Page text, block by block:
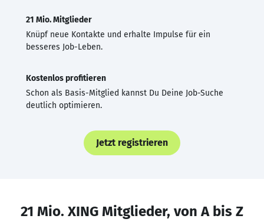
21 Mio. Mitglieder
Knüpf neue Kontakte und erhalte Impulse für ein
besseres Job-Leben.
Kostenlos profitieren
Schon als Basis-Mitglied kannst Du Deine Job-Suche
deutlich optimieren.
Jetzt registrieren
21 Mio. XING Mitglieder, von A bis Z